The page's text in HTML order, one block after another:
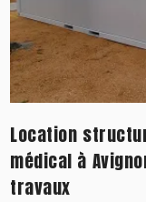
Location
médical à
travaux